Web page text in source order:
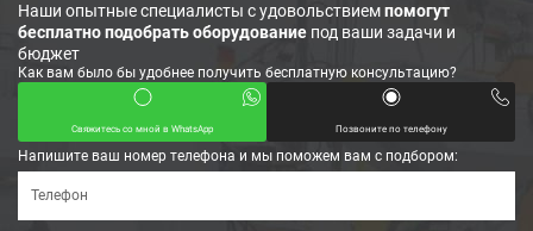
Наши опытные специалисты с удовольствиемпомогут
бесплатно подобрать оборудование под ваши задачи и
бюджет
Как вам было бы удобнее получить бесплатную консультацию?
Свяжитесь со мной в WhatsApp Позвоните по телефону
Напишите ваш номер телефона и мы поможем вам с подбором: